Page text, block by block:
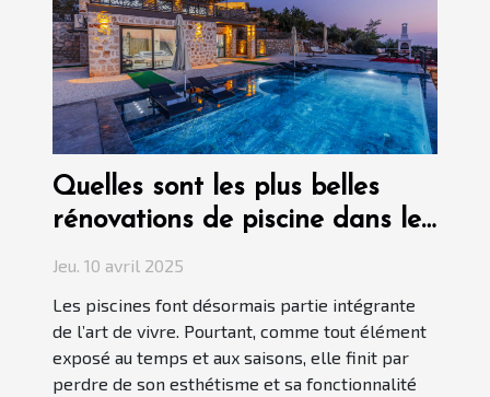
Quelles sont les plus belles
rénovations de piscine dans le
Jeu. 10 avril 2025
Les piscines font désormais partie intégrante
de l’art de vivre. Pourtant, comme tout élément
exposé au temps et aux saisons, elle finit par
perdre de son esthétisme et sa fonctionnalité